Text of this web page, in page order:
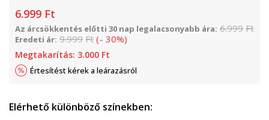
6.999 Ft
Az árcsökkentés előtti 30 nap legalacsonyabb ára: 6.999 Ft
Eredeti ár: 9.999 Ft (- 30%)
Megtakarítás: 3.000 Ft
Értesítést kérek a leárazásról
Elérhető különböző színekben: